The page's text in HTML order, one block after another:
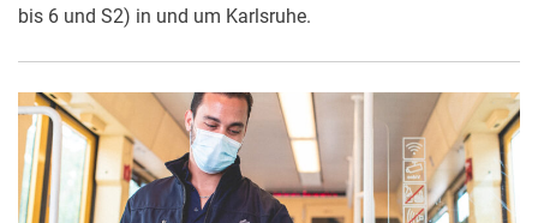
bis 6 und S2) in und um Karlsruhe.